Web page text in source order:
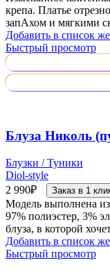
крепа. Платье
запАхом и мягкими
Добавить в список
Быстрый просмотр
Блуза Николь
Блузки / Туники
Diol-style
2 990₽ Заказ в 1
Модель выполнена из
97% полиэстер, 3%
блуза, в которой
Добавить в список
Быстрый просмотр